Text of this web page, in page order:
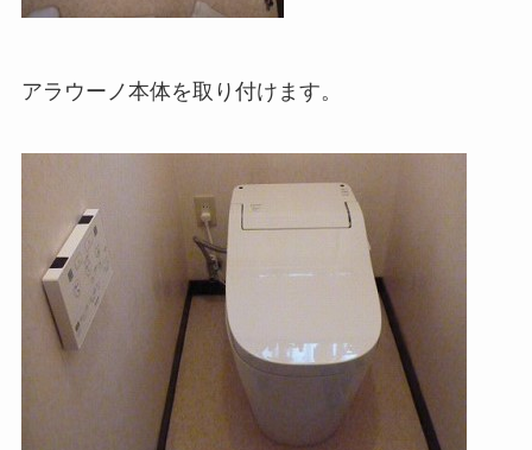
アラウーノ本体を取り付けます。